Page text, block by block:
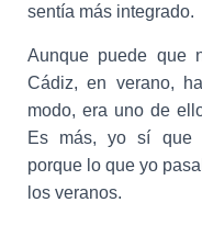
sentía más integrado.
Aunque puede que
Cádiz, en verano,
modo, era uno de
Es más, yo sí que
porque lo que yo
los veranos.